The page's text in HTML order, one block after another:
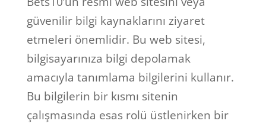
güvenilir bilgi kaynaklarını ziyaret
etmeleri önemlidir. Bu web sitesi,
bilgisayarınıza bilgi depolamak
amacıyla tanımlama bilgilerini kullanır.
Bu bilgilerin bir kısmı sitenin
çalışmasında esas rolü üstlenirken bir